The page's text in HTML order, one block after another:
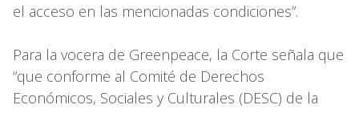
el acceso en las mencionadas condiciones”.
Para la vocera de Greenpeace, la Corte señala que
“que conforme al Comité de Derechos
Económicos, Sociales y Culturales (DESC) de la